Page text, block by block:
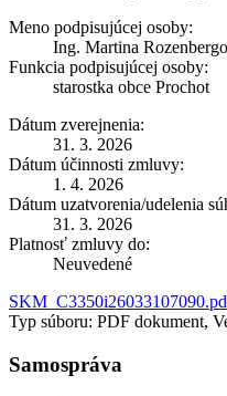
Meno podpisujúcej osoby:
Ing. Martina
Funkcia podpisujúcej osoby:
starostka obce Prochot
Dátum zverejnenia:
31. 3. 2026
Dátum účinnosti zmluvy:
1. 4. 2026
Dátum uzatvorenia/udelenia
31. 3. 2026
Platnosť zmluvy do:
Neuvedené
Typ súboru: PDF dokument,
Samospráva